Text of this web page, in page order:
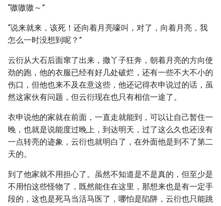
“嗷嗷嗷～”
“说来就来，该死！还向着月亮嚎叫，对了，向着月亮，我
怎么一时没想到呢？”
云衍从大石后面窜了出来，撒丫子狂奔，朝着月亮的方向使
劲的跑，他的衣服已经有好几处破烂，还有一些不大不小的
伤口，但他也来不及在意这些，他还记得衣申说过的话，虽
然这家伙有问题，但云衍现在也只有相信一途了。
衣申说他的家就在前面，一直走就能到，可以让自己暂住一
晚，也就是说能度过晚上，到达明天，过了这么久也还没有
一点转亮的迹象，云衍也就明白了，在外面他是到不了第二
天的。
到了他家就不用担心了。虽然不知道是不是真的，但至少是
不用怕这些怪物了，既然能住在这里，那想来也是有一定手
段的，这也是死马当活马医了，哪怕是陷阱，云衍也只能跳